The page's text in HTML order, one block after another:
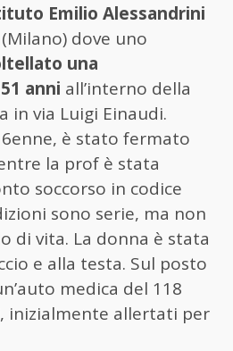
Emilio Alessandrini
(Milano) dove uno
una
anni all’interno della
in via Luigi Einaudi.
è stato fermato
la prof è stata
soccorso in codice
sono serie, ma non
di vita. La donna è stata
e alla testa. Sul posto
medica del 118
inizialmente allertati per